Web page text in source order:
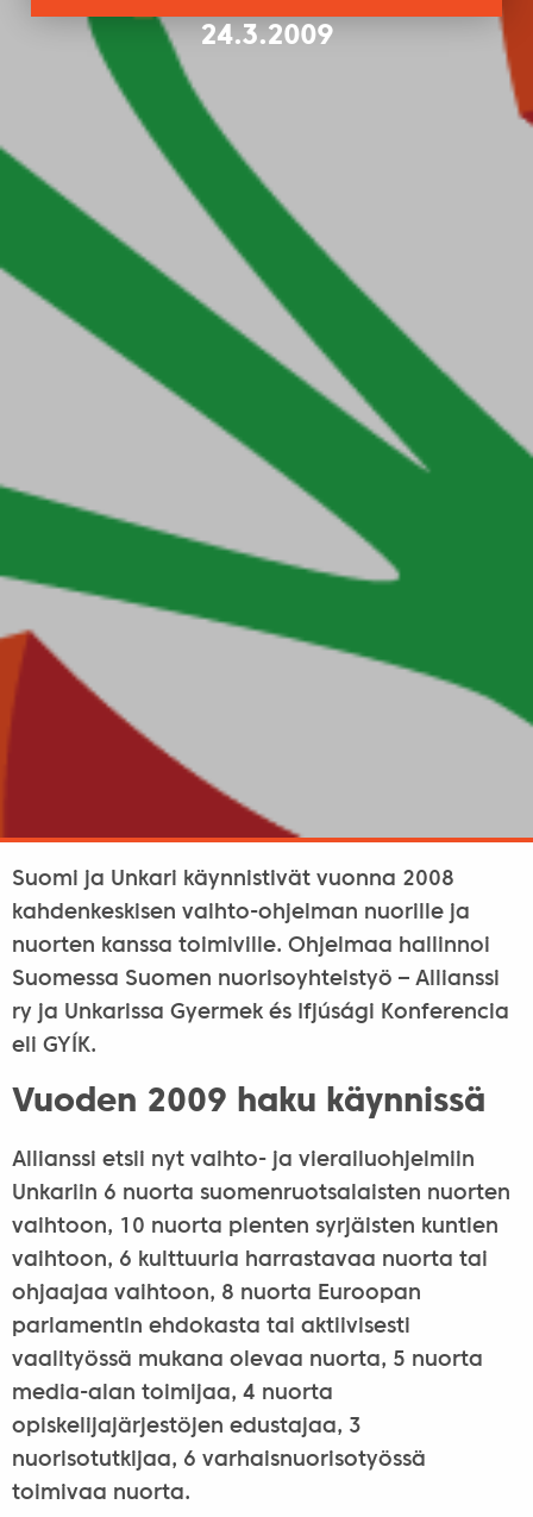
24.3.2009
Suomi ja Unkari käynnistivät vuonna 2008
kahdenkeskisen vaihto-ohjelman nuorille ja
nuorten kanssa toimiville. Ohjelmaa hallinnoi
Suomessa Suomen nuorisoyhteistyö – Allianssi
ry ja Unkarissa Gyermek és Ifjúsági Konferencia
eli GYÍK.
Vuoden 2009 haku käynnissä
Allianssi etsii nyt vaihto- ja vierailuohjelmiin
Unkariin 6 nuorta suomenruotsalaisten nuorten
vaihtoon, 10 nuorta pienten syrjäisten kuntien
vaihtoon, 6 kulttuuria harrastavaa nuorta tai
ohjaajaa vaihtoon, 8 nuorta Euroopan
parlamentin ehdokasta tai aktiivisesti
vaalityössä mukana olevaa nuorta, 5 nuorta
media-alan toimijaa, 4 nuorta
opiskelijajärjestöjen edustajaa, 3
nuorisotutkijaa, 6 varhaisnuorisotyössä
toimivaa nuorta.